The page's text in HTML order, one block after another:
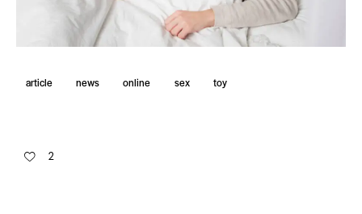
article news online sex toy
2